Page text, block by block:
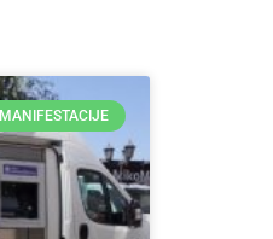
MANIFESTACIJE